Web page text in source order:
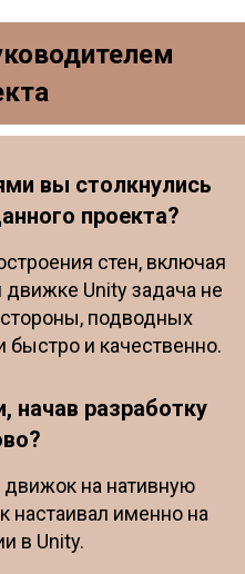
вы столкнулись
проекта?
стен, включая
движке Unity задача не
подводных
и качественно.
начав разработку
на нативную
настаивал именно на
в Unity.